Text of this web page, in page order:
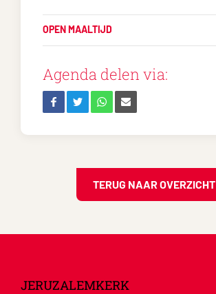
OPEN MAALTIJD
Agenda delen via:
TERUG NAAR OVERZICHT
JERUZALEMKERK